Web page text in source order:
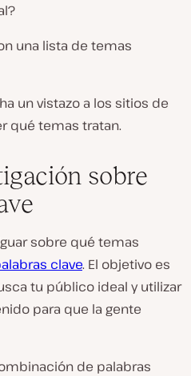
una lista de temas
un vistazo a los sitios de
qué temas tratan.
sobre
sobre qué temas
clave. El objetivo es
tu público ideal y utilizar
para que la gente
de palabras